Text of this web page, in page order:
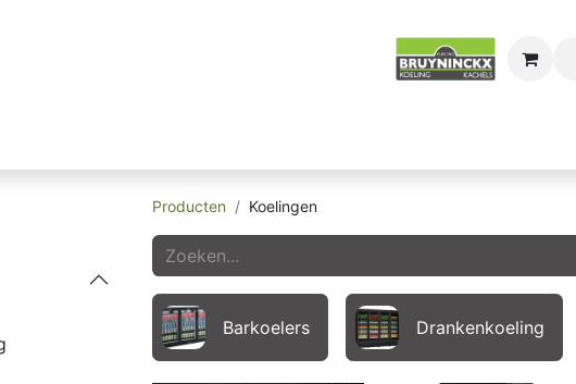
Producten Koelingen
Barkoelers Drankenkoeling